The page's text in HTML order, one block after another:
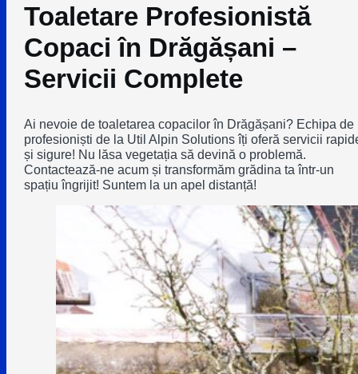
Toaletare Profesionistă
Copaci în Drăgășani –
Servicii Complete
Ai nevoie de toaletarea copacilor în Drăgășani? Echipa de
profesioniști de la Util Alpin Solutions îți oferă servicii
și sigure! Nu lăsa vegetația să devină o problemă.
Contactează-ne acum și transformăm grădina ta într-un
spațiu îngrijit! Suntem la un apel distanță!